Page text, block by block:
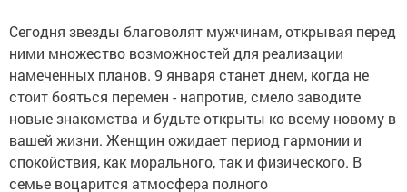
Сегодня звезды благоволят мужчинам, открывая перед
ними множество возможностей для реализации
намеченных планов. 9 января станет днем, когда не
стоит бояться перемен - напротив, смело заводите
новые знакомства и будьте открыты ко всему новому в
вашей жизни. Женщин ожидает период гармонии и
спокойствия, как морального, так и физического. В
семье воцарится атмосфера полного